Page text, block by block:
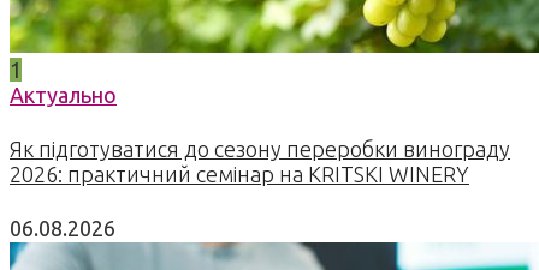
1
Актуально
Як підготуватися до сезону переробки винограду
2026: практичний семінар на KRITSKI WINERY
06.08.2026